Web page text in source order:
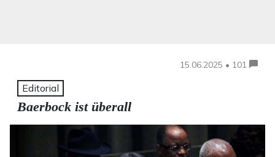
15.06.2025 • 101
Editorial
Baerbock ist überall